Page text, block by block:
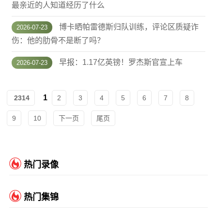
最亲近的人知道经历了什么
2026-07-23
博卡晒帕雷德斯归队训练，评论区质疑诈
伤：他的肋骨不是断了吗？
2026-07-23 早报：1.17亿英镑！罗杰斯官宣上车
2314 1 2 3 4 5 6 7 8
9 10 下一页 尾页
热门录像
热门集锦